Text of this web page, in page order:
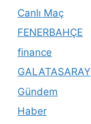
Canlı Maç
FENERBAHÇE
finance
GALATASARAY
Gündem
Haber